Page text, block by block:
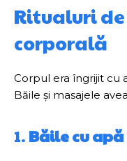
Ritualuri
corporală
Corpul era îngrijit cu
Băile și masajele
1. Băile cu